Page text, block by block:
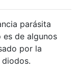
parásita
de algunos
por la